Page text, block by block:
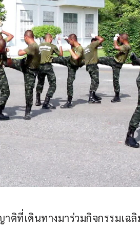
ที่เดินทางมาร่วมกิจกรรมเฉลิ